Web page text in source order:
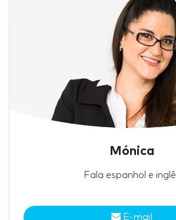
Mónica
Fala espanhol e
E-mail